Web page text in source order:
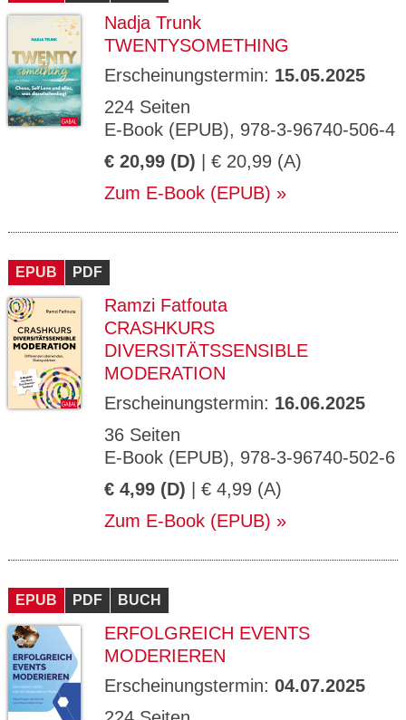
Nadja Trunk
TWENTYSOMETHING
Erscheinungstermin: 15.05.2025
224 Seiten
E-Book (EPUB), 978-3-96740-506-4
€ 20,99 (D) | € 20,99 (A)
Zum E-Book (EPUB)
EPUB PDF
Ramzi Fatfouta
CRASHKURS
DIVERSITÄTSSENSIBLE
MODERATION
Erscheinungstermin: 16.06.2025
36 Seiten
E-Book (EPUB), 978-3-96740-502-6
€ 4,99 (D) | € 4,99 (A)
Zum E-Book (EPUB)
EPUB PDF BUCH
ERFOLGREICH EVENTS
MODERIEREN
Erscheinungstermin: 04.07.2025